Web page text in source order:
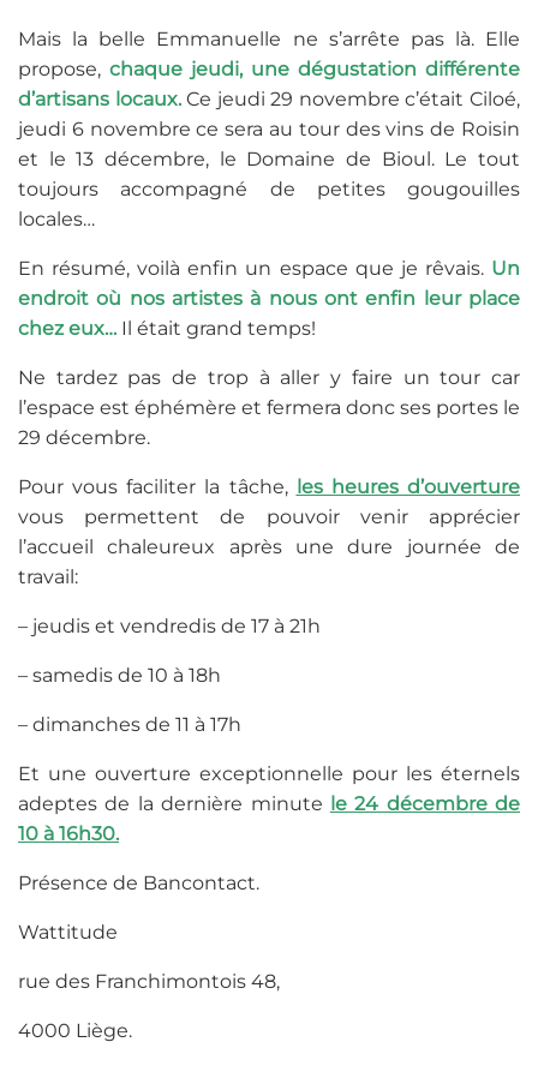
Mais la belle Emmanuelle ne s’arrête pas là. Elle
propose, chaque jeudi, une dégustation différente
d’artisans locaux.Ce jeudi 29 novembre c’était Ciloé,
jeudi 6 novembre ce sera au tour des vins de Roisin
et le 13 décembre, le Domaine de Bioul. Le tout
toujours accompagné de petites gougouilles
locales…
En résumé, voilà enfin un espace que je rêvais. Un
endroit où nos artistes à nous ont enfin leur place
chez eux… Il était grand temps!
Ne tardez pas de trop à aller y faire un tour car
l’espace est éphémère et fermera donc ses portes le
29 décembre.
Pour vous faciliter la tâche, les heures d’ouverture
vous permettent de pouvoir venir apprécier
l’accueil chaleureux après une dure journée de
travail:
– jeudis et vendredis de 17 à 21h
– samedis de 10 à 18h
– dimanches de 11 à 17h
Et une ouverture exceptionnelle pour les éternels
adeptes de la dernière minute le 24 décembre de
10 à 16h30.
Présence de Bancontact.
Wattitude
rue des Franchimontois 48,
4000 Liège.